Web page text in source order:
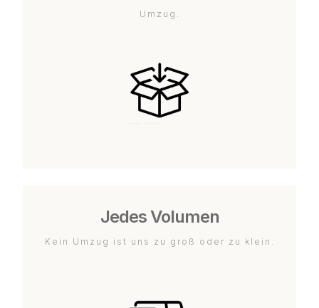
Umzug.
Jedes Volumen
Kein Umzug ist uns zu groß oder zu klein.